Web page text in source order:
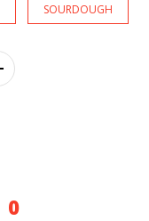
SOURDOUGH
0